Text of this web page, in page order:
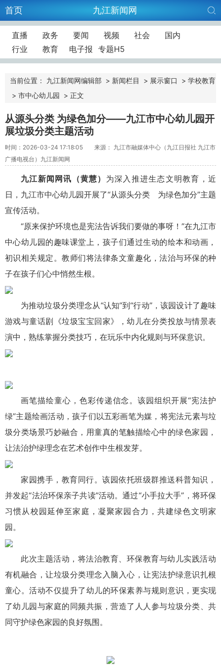
首页 九江新闻网
直播 政务 要闻 视频 社会
国内
行业
教育 电子报 专题H5
当前位置： 九江新闻网编辑部 > 新闻栏目 > 展示窗口 > 学校教育
> 市中心幼儿园 > 正文
从源头分类 为绿色加分——九江市中心幼儿园开
展垃圾分类主题活动
时间：2026-03-24 17:18:05
来源： 九江市融媒体中心（九江日报社 九江市
广播电视台）九江新闻网
九江新闻网讯（黄慧） 为深入推进生态文明教育，近
日，九江市中心幼儿园开展了“从源头分类 为绿色加分”主题
宣传活动。
“原来保护环境也是宪法告诉我们要做的事呀！”在九江市
中心幼儿园的趣味课堂上，孩子们通过生动的绘本和动画，
初识相关规定。教师们将法律条文童趣化，法治与环保的种
子在孩子们心中悄然生根。
为推动垃圾分类理念从“认知”到“行动”，该园设计了趣味
游戏与童话剧《垃圾宝宝回家》，幼儿在分类投放与情景表
演中，熟练掌握分类技巧，在玩乐中内化规则与环保意识。
画笔描绘童心，色彩传递信念。该园组织开展“宪法护
绿”主题绘画活动，孩子们以五彩画笔为媒，将宪法元素与垃
圾分类场景巧妙融合，用童真的笔触描绘心中的绿色家园，
让法治护绿理念在艺术创作中生根发芽。
家园携手，教育同行。该园依托班级群推送科普知识，
并发起“法治环保亲子共读”活动。通过“小手拉大手”，将环保
习惯从校园延伸至家庭，凝聚家园合力，共建绿色文明家
园。
此次主题活动，将法治教育、环保教育与幼儿实践活动
有机融合，让垃圾分类理念入脑入心，让宪法护绿意识扎根
童心。活动不仅提升了幼儿的环保素养与规则意识，更实现
了幼儿园与家庭的同频共振，营造了人人参与垃圾分类、共
同守护绿色家园的良好氛围。